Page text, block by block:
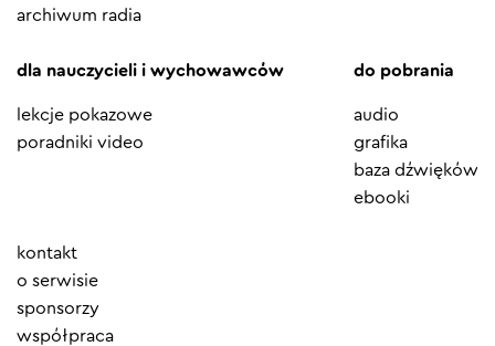
archiwum radia
dla nauczycieli i wychowawców
lekcje pokazowe
poradniki video
do pobrania
audio
grafika
baza dźwięków
ebooki
Element
menu
kontakt
o serwisie
sponsorzy
współpraca